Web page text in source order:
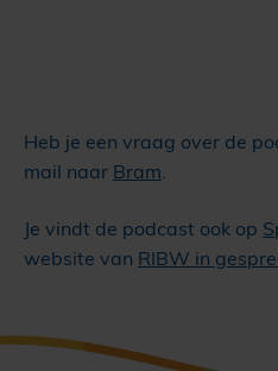
Heb je een vraag over de
mail naar Bram.
Je vindt de podcast ook op
website van RIBW in